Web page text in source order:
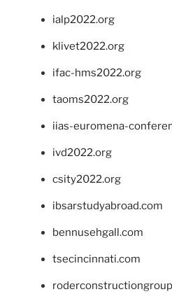
ialp2022.org
klivet2022.org
ifac-hms2022.org
taoms2022.org
iias-euromena-
ivd2022.org
csity2022.org
ibsarstudyabroad.com
bennusehgall.com
tsecincinnati.com